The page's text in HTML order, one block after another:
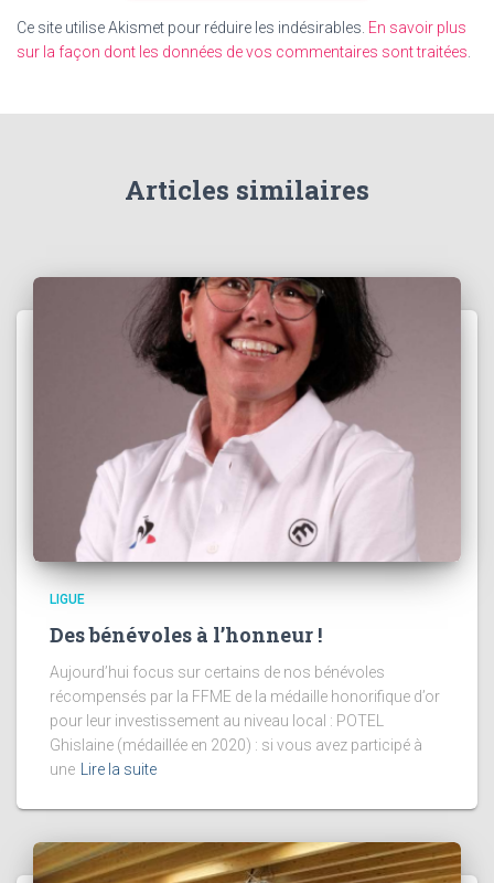
Ce site utilise Akismet pour réduire les indésirables. En savoir plus
sur la façon dont les données de vos commentaires sont traitées
Articles similaires
LIGUE
Des bénévoles à l’honneur !
Aujourd’hui focus sur certains de nos bénévoles
récompensés par la FFME de la médaille honorifique d’or
pour leur investissement au niveau local : POTEL
Ghislaine (médaillée en 2020) : si vous avez participé à
une
Lire la suite